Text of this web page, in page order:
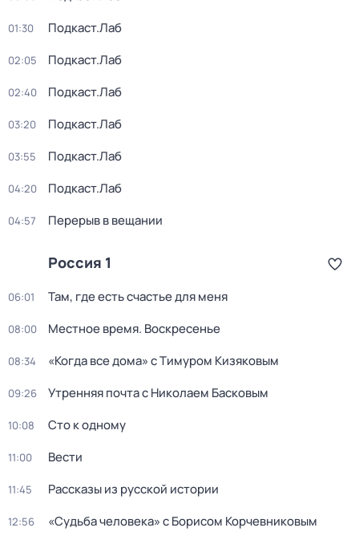
01:30 Подкаст.Лаб
02:05 Подкаст.Лаб
02:40 Подкаст.Лаб
03:20 Подкаст.Лаб
03:55 Подкаст.Лаб
04:20 Подкаст.Лаб
04:57 Перерыв в вещании
Россия 1
06:01 Там, где есть счастье для меня
08:00 Местное время. Воскресенье
08:34 «Когда все дома» с Тимуром Кизяковым
09:26 Утренняя почта с Николаем Басковым
10:08 Сто к одному
11:00 Вести
11:45 Рассказы из русской истории
12:56 «Судьба человека» с Борисом Корчевниковым